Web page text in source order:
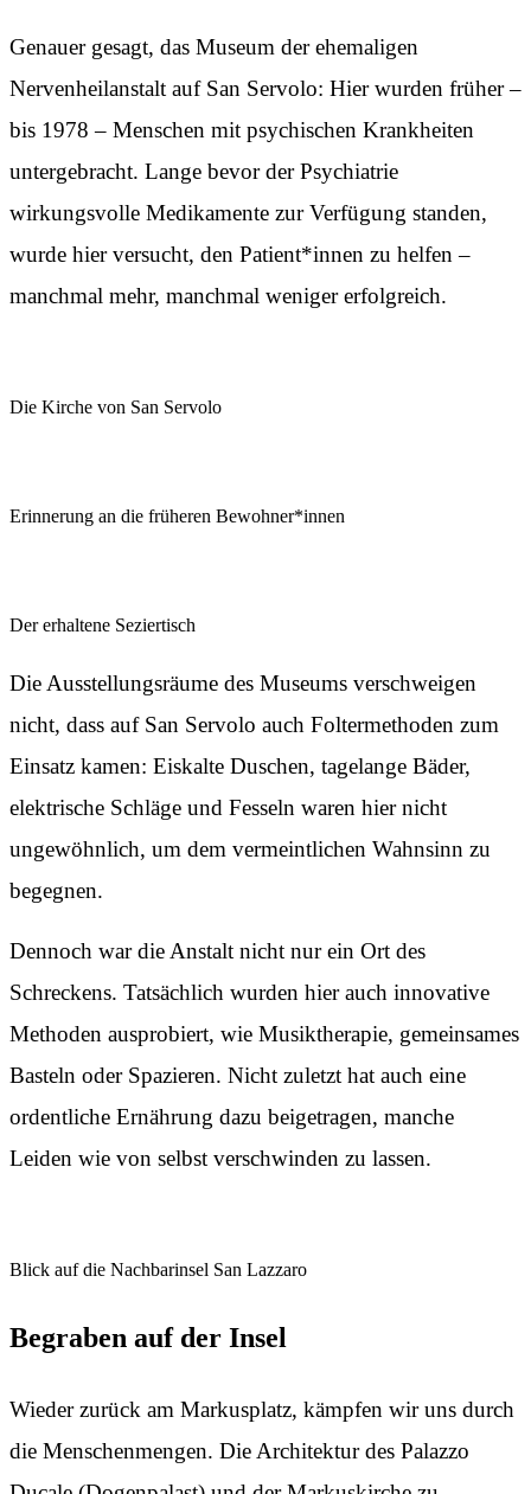
Genauer gesagt, das Museum der ehemaligen
Nervenheilanstalt auf San Servolo: Hier wurden früher –
bis 1978 – Menschen mit psychischen Krankheiten
untergebracht. Lange bevor der Psychiatrie
wirkungsvolle Medikamente zur Verfügung standen,
wurde hier versucht, den Patient*innen zu helfen –
manchmal mehr, manchmal weniger erfolgreich.
Die Kirche von San Servolo
Erinnerung an die früheren Bewohner*innen
Der erhaltene Seziertisch
Die Ausstellungsräume des Museums verschweigen
nicht, dass auf San Servolo auch Foltermethoden zum
Einsatz kamen: Eiskalte Duschen, tagelange Bäder,
elektrische Schläge und Fesseln waren hier nicht
ungewöhnlich, um dem vermeintlichen Wahnsinn zu
begegnen.
Dennoch war die Anstalt nicht nur ein Ort des
Schreckens. Tatsächlich wurden hier auch innovative
Methoden ausprobiert, wie Musiktherapie, gemeinsames
Basteln oder Spazieren. Nicht zuletzt hat auch eine
ordentliche Ernährung dazu beigetragen, manche
Leiden wie von selbst verschwinden zu lassen.
Blick auf die Nachbarinsel San Lazzaro
Begraben auf der Insel
Wieder zurück am Markusplatz, kämpfen wir uns durch
die Menschenmengen. Die Architektur des Palazzo